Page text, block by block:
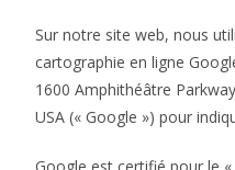
Sur notre site web, nous
cartographie en ligne
1600 Amphithéâtre
USA (« Google ») pour